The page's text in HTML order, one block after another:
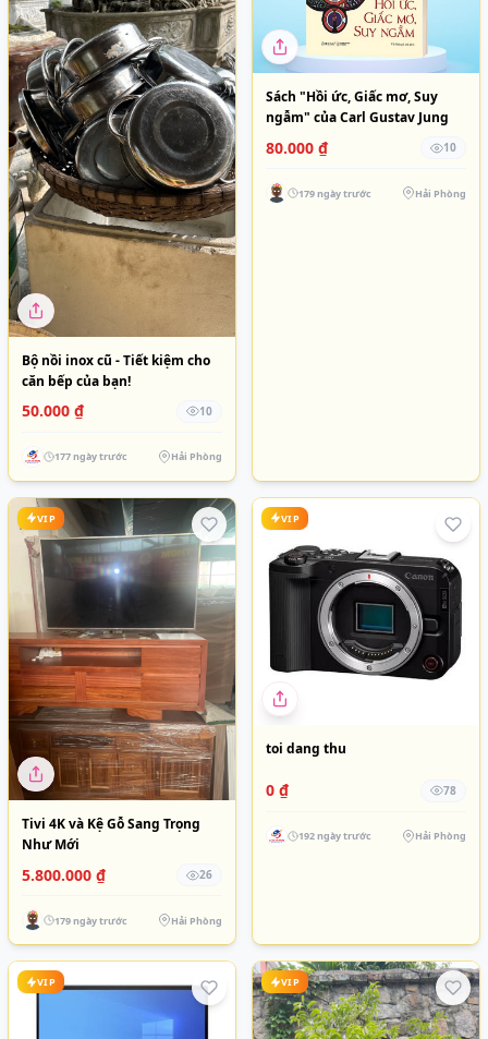
Bộ nồi inox cũ - Tiết kiệm cho
căn bếp của bạn!
50.000 ₫ 10
177 ngày trước Hải Phòng
Sách "Hồi ức, Giấc mơ, Suy
ngẫm" của Carl Gustav Jung
80.000 ₫ 10
179 ngày trước Hải Phòng
VIP
Tivi 4K và Kệ Gỗ Sang Trọng
Như Mới
5.800.000 ₫ 26
179 ngày trước Hải Phòng
VIP
toi dang thu
0 ₫ 78
192 ngày trước Hải Phòng
VIP VIP